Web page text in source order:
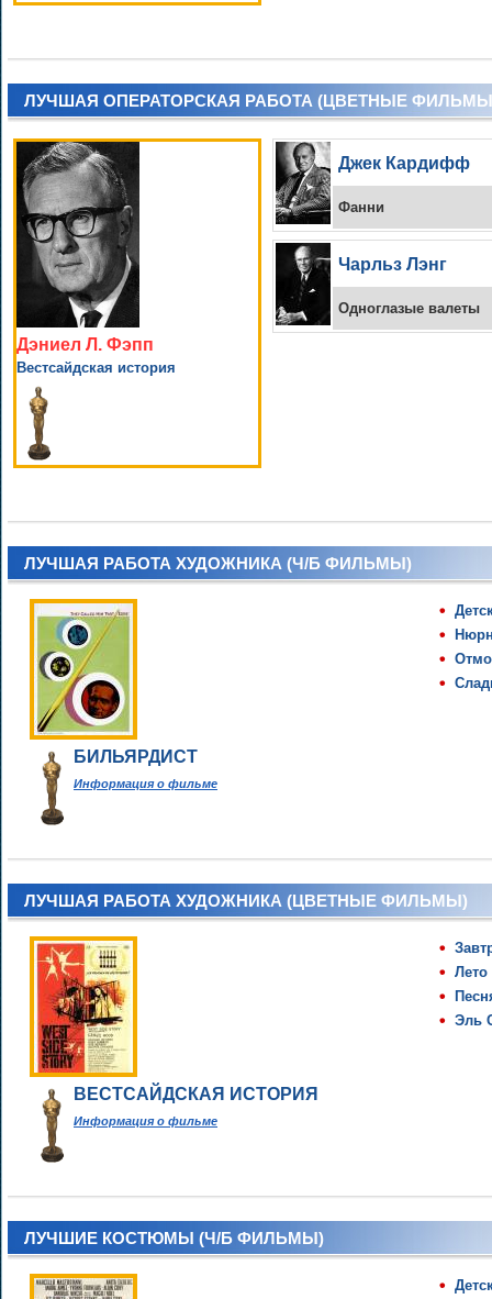
ЛУЧШАЯ ОПЕРАТОРСКАЯ РАБОТА (ЦВЕТНЫЕ
Дэниел Л. Фэпп
Вестсайдская история
Джек Кардифф
Фанни
Чарльз Лэнг
Одноглазые валеты
ЛУЧШАЯ РАБОТА ХУДОЖНИКА (Ч/Б ФИЛЬМЫ)
БИЛЬЯРДИСТ
Информация о фильме
ЛУЧШАЯ РАБОТА ХУДОЖНИКА (ЦВЕТНЫЕ ФИЛЬМЫ)
ВЕСТСАЙДСКАЯ ИСТОРИЯ
Информация о фильме
Эль
ЛУЧШИЕ КОСТЮМЫ (Ч/Б ФИЛЬМЫ)